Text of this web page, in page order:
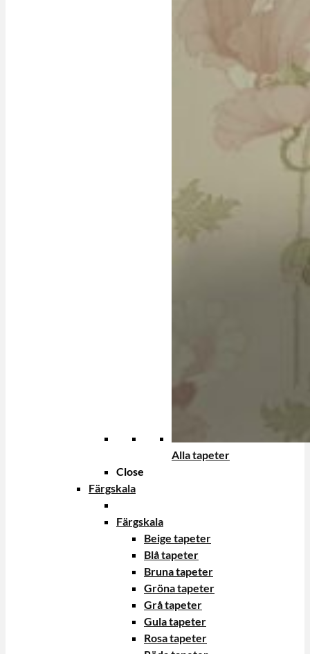
Alla tapeter
Close
Färgskala
Färgskala
Beige tapeter
Blå tapeter
Bruna tapeter
Gröna tapeter
Grå tapeter
Gula tapeter
Rosa tapeter